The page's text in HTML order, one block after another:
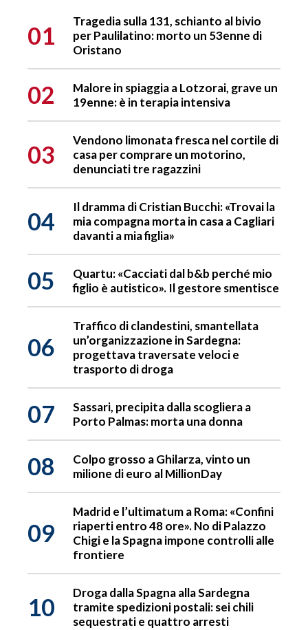
01
Tragedia sulla 131, schianto al bivio
per Paulilatino: morto un 53enne di
Oristano
02
Malore in spiaggia a Lotzorai, grave un
19enne: è in terapia intensiva
03
Vendono limonata fresca nel cortile di
casa per comprare un motorino,
denunciati tre ragazzini
04
Il dramma di Cristian Bucchi: «Trovai la
mia compagna morta in casa a Cagliari
davanti a mia figlia»
05
Quartu: «Cacciati dal b&b perché mio
figlio è autistico». Il gestore smentisce
06
Traffico di clandestini, smantellata
un’organizzazione in Sardegna:
progettava traversate veloci e
trasporto di droga
07
Sassari, precipita dalla scogliera a
Porto Palmas: morta una donna
08
Colpo grosso a Ghilarza, vinto un
milione di euro al MillionDay
09
Madrid e l’ultimatum a Roma: «Confini
riaperti entro 48 ore». No di Palazzo
Chigi e la Spagna impone controlli alle
frontiere
10
Droga dalla Spagna alla Sardegna
tramite spedizioni postali: sei chili
sequestrati e quattro arresti